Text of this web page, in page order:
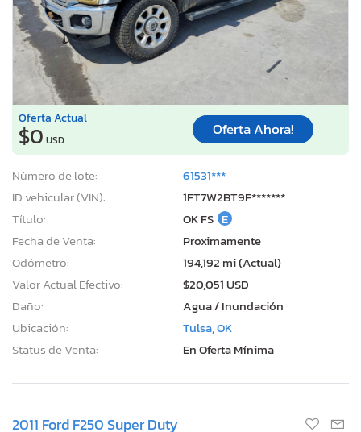
Oferta Actual
$0 USD
Oferta Ahora!
Número de lote:
61531***
ID vehicular (VIN):
1FT7W2BT9F*******
Título:
OK FS E
Fecha de Venta:
Proximamente
Odómetro:
194,192 mi (Actual)
Valor Actual Efectivo:
$20,051 USD
Daño:
Agua / Inundación
Ubicación:
Tulsa, OK
Status de Venta:
En Oferta Mínima
2011 Ford F250 Super Duty